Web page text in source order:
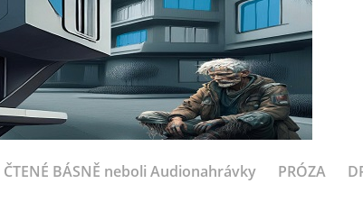
ČTENÉ BÁSNĚ neboli Audionahrávky PRÓZA